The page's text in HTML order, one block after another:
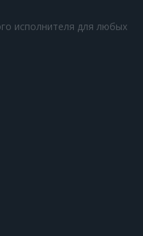
исполнителя для любых